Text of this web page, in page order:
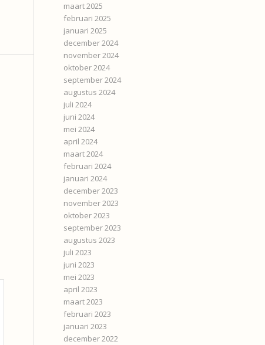
maart 2025
februari 2025
januari 2025
december 2024
november 2024
oktober 2024
september 2024
augustus 2024
juli 2024
juni 2024
mei 2024
april 2024
maart 2024
februari 2024
januari 2024
december 2023
november 2023
oktober 2023
september 2023
augustus 2023
juli 2023
juni 2023
mei 2023
april 2023
maart 2023
februari 2023
januari 2023
december 2022